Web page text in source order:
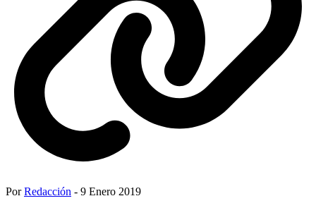
PorRedacción - 9 Enero 2019